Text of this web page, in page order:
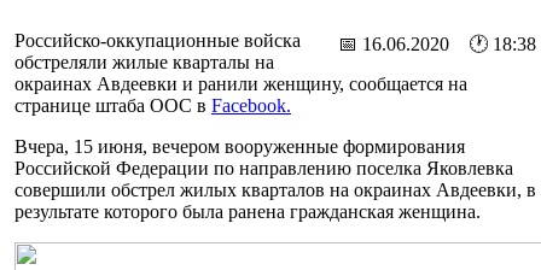
📅 16.06.2020 🕐 18:38
Российско-оккупационные войска
обстреляли жилые кварталы на
окраинах Авдеевки и ранили женщину, сообщается на
странице штаба ООС в Facebook.
Вчера, 15 июня, вечером вооруженные формирования
Российской Федерации по направлению поселка Яковлевка
совершили обстрел жилых кварталов на окраинах Авдеевки, в
результате которого была ранена гражданская женщина.